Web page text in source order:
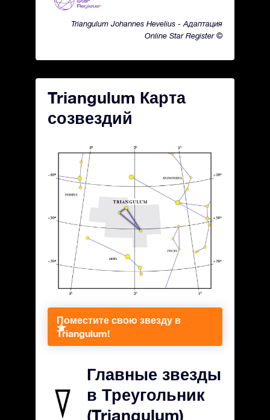
Triangulum Johannes Hevelius - Адаптация
Online Star Register ©
Triangulum Карта
созвездий
Поместите свою звезду в
Triangulum!
Главные звезды
в Треугольник
(Triangulum)